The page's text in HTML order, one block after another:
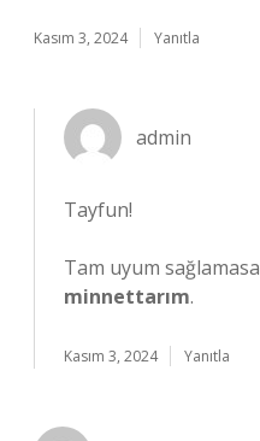
Kasım 3, 2024 Yanıtla
admin
Tayfun!
Tam uyum
minnettarım.
Kasım 3, 2024 Yanıtla